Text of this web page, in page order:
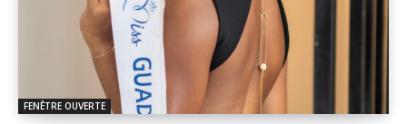
FENÊTRE OUVERTE